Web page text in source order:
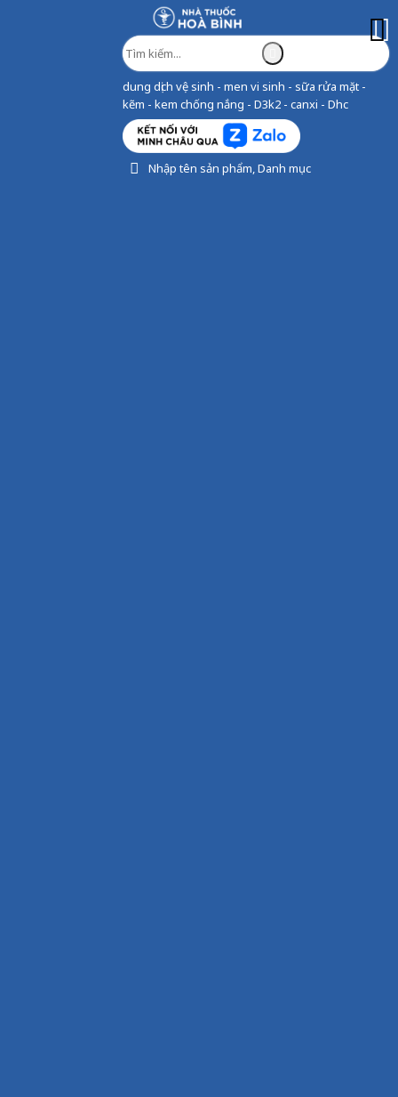
dung dịch vệ sinh - men vi sinh - sữa rửa mặt -
kẽm - kem chống nắng - D3k2 - canxi - Dhc
Nhập tên sản phẩm, Danh mục